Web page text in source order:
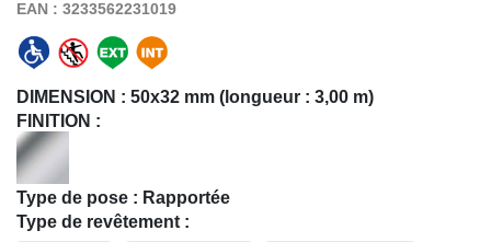
EAN : 3233562231019
DIMENSION : 50x32 mm (longueur : 3,00 m)
FINITION :
Type de pose : Rapportée
Type de revêtement :